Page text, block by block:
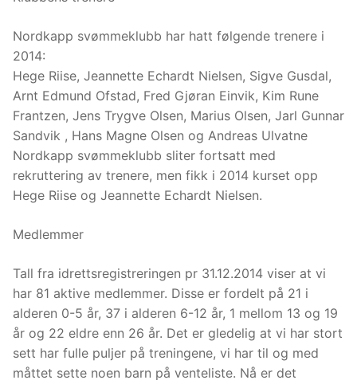
Nordkapp svømmeklubb har hatt følgende trenere i
2014:
Hege Riise, Jeannette Echardt Nielsen, Sigve Gusdal,
Arnt Edmund Ofstad, Fred Gjøran Einvik, Kim Rune
Frantzen, Jens Trygve Olsen, Marius Olsen, Jarl Gunnar
Sandvik , Hans Magne Olsen og Andreas Ulvatne
Nordkapp svømmeklubb sliter fortsatt med
rekruttering av trenere, men fikk i 2014 kurset opp
Hege Riise og Jeannette Echardt Nielsen.
Medlemmer
Tall fra idrettsregistreringen pr 31.12.2014 viser at vi
har 81 aktive medlemmer. Disse er fordelt på 21 i
alderen 0-5 år, 37 i alderen 6-12 år, 1 mellom 13 og 19
år og 22 eldre enn 26 år. Det er gledelig at vi har stort
sett har fulle puljer på treningene, vi har til og med
måttet sette noen barn på venteliste. Nå er det